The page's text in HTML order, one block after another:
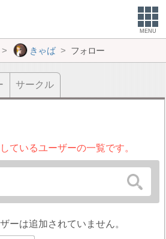
MENU
きゃば フォロー
サークル
ているユーザーの一覧です。
ーは追加されていません。